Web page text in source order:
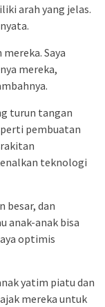
arah yang jelas.
Saya
mereka,
turun tangan
pembuatan
teknologi
besar, dan
anak-anak bisa
optimis
yatim piatu dan
mereka untuk